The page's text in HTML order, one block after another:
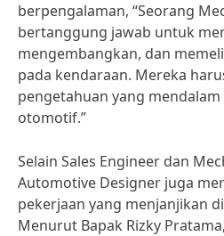
berpengalaman, “Seorang
bertanggung jawab untuk
mengembangkan, dan
pada kendaraan. Mereka
pengetahuan yang
otomotif.”
Selain Sales Engineer dan
Automotive Designer juga
pekerjaan yang menjanjikan
Menurut Bapak Rizky